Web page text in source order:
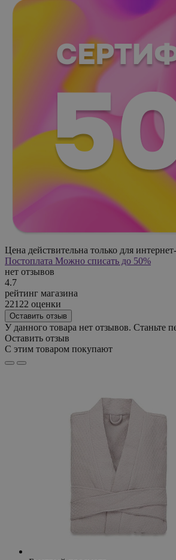
Цена действительна только для
Постоплата Можно списать до 50%
нет отзывов
4.7
рейтинг магазина
22122 оценки
Оставить отзыв
У данного товара нет отзывов. Станьте
Оставить отзыв
С этим товаром покупают